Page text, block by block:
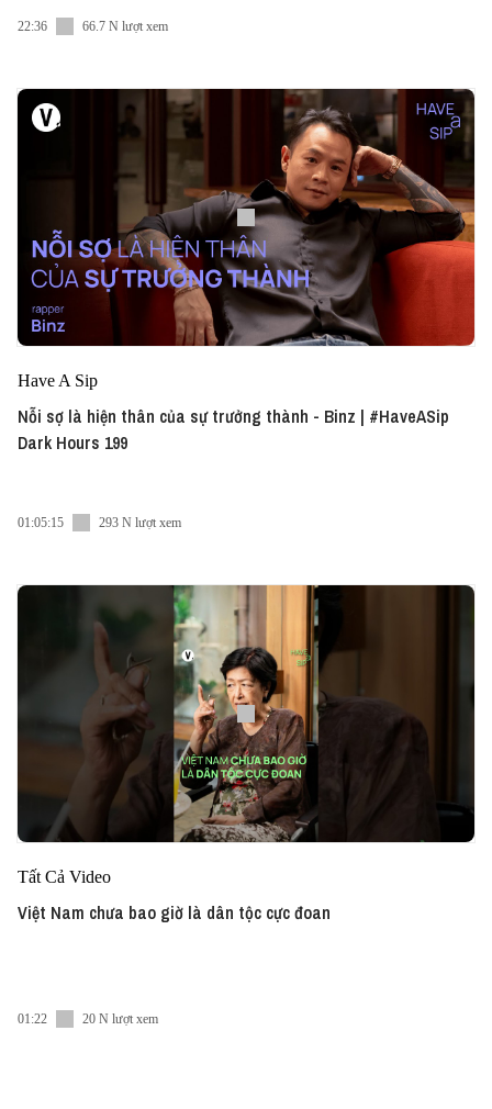
22:36 66.7 N lượt xem
Have A Sip
Nỗi sợ là hiện thân của sự trưởng thành - Binz | #HaveASip
Dark Hours 199
01:05:15 293 N lượt xem
Tất Cả Video
Việt Nam chưa bao giờ là dân tộc cực đoan
01:22 20 N lượt xem